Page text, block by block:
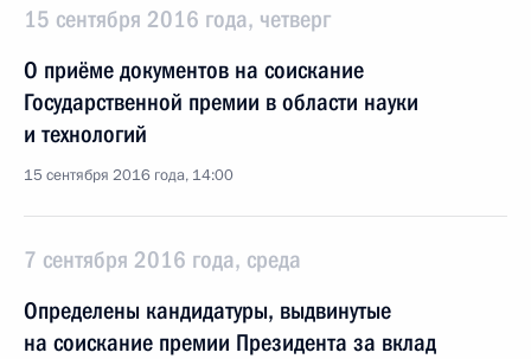
15 сентября 2016 года, четверг
О приёме документов на соискание
Государственной премии в области науки
и технологий
15 сентября 2016 года, 14:00
7 сентября 2016 года, среда
Определены кандидатуры, выдвинутые
на соискание премии Президента за вклад